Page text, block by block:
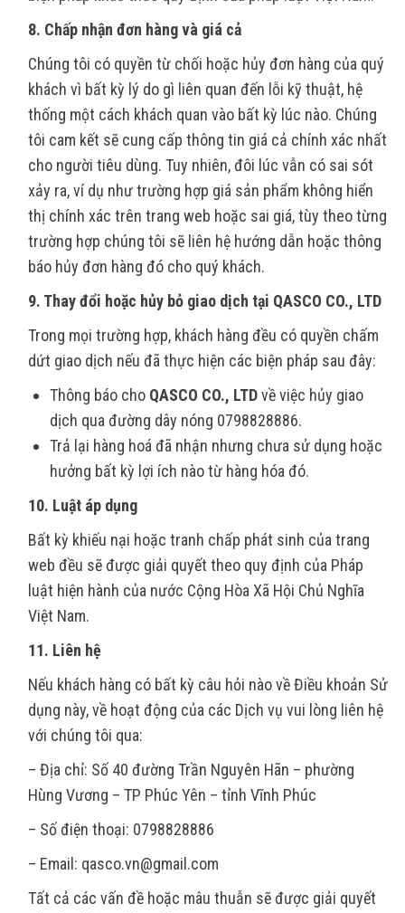
8. Chấp nhận đơn hàng và giá cả
Chúng tôi có quyền từ chối hoặc hủy đơn hàng của quý
khách vì bất kỳ lý do gì liên quan đến lỗi kỹ thuật, hệ
thống một cách khách quan vào bất kỳ lúc nào. Chúng
tôi cam kết sẽ cung cấp thông tin giá cả chính xác nhất
cho người tiêu dùng. Tuy nhiên, đôi lúc vẫn có sai sót
xảy ra, ví dụ như trường hợp giá sản phẩm không hiển
thị chính xác trên trang web hoặc sai giá, tùy theo từng
trường hợp chúng tôi sẽ liên hệ hướng dẫn hoặc thông
báo hủy đơn hàng đó cho quý khách.
9. Thay đổi hoặc hủy bỏ giao dịch tại QASCO CO., LTD
Trong mọi trường hợp, khách hàng đều có quyền chấm
dứt giao dịch nếu đã thực hiện các biện pháp sau đây:
Thông báo cho QASCO CO., LTDvề việc hủy giao
dịch qua đường dây nóng 0798828886.
Trả lại hàng hoá đã nhận nhưng chưa sử dụng hoặc
hưởng bất kỳ lợi ích nào từ hàng hóa đó.
10. Luật áp dụng
Bất kỳ khiếu nại hoặc tranh chấp phát sinh của trang
web đều sẽ được giải quyết theo quy định của Pháp
luật hiện hành của nước Cộng Hòa Xã Hội Chủ Nghĩa
Việt Nam.
11. Liên hệ
Nếu khách hàng có bất kỳ câu hỏi nào về Điều khoản Sử
dụng này, về hoạt động của các Dịch vụ vui lòng liên hệ
với chúng tôi qua:
– Địa chỉ: Số 40 đường Trần Nguyên Hãn – phường
Hùng Vương – TP Phúc Yên – tỉnh Vĩnh Phúc
– Số điện thoại: 0798828886
– Email: qasco.vn@gmail.com
Tất cả các vấn đề hoặc mâu thuẫn sẽ được giải quyết